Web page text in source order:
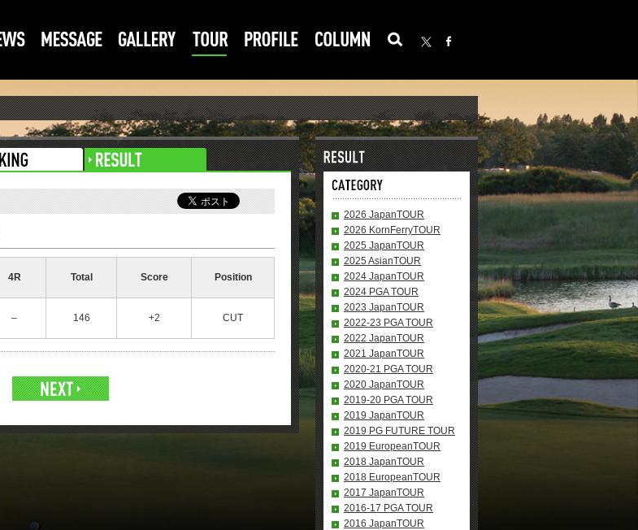
4R Total Score Position
– 146 +2 CUT
2026 JapanTOUR
2026 KornFerryTOUR
2025 JapanTOUR
2025 AsianTOUR
2024 JapanTOUR
2024 PGA TOUR
2023 JapanTOUR
2022-23 PGA TOUR
2022 JapanTOUR
2021 JapanTOUR
2020-21 PGA TOUR
2020 JapanTOUR
2019-20 PGA TOUR
2019 JapanTOUR
2019 PG FUTURE TOUR
2019 EuropeanTOUR
2018 JapanTOUR
2018 EuropeanTOUR
2017 JapanTOUR
2016-17 PGA TOUR
2016 JapanTOUR